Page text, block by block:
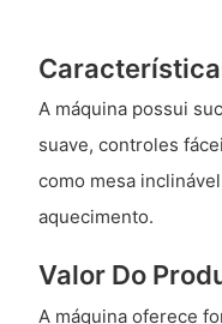
A máquina possui
suave, controles
como mesa
aquecimento.
Valor Do
A máquina oferece